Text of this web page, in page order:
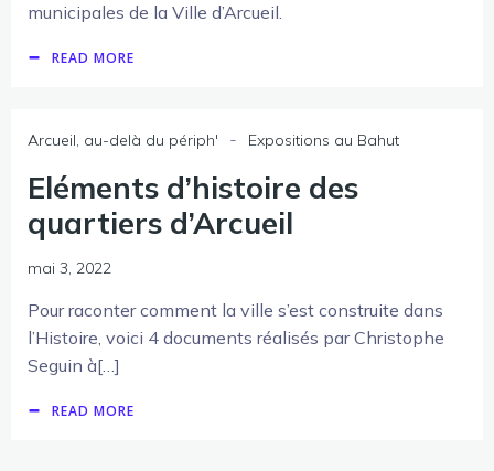
municipales de la Ville d’Arcueil.
READ MORE
Arcueil, au-delà du périph' - Expositions au Bahut
Eléments d’histoire des
quartiers d’Arcueil
mai 3, 2022
Pour raconter comment la ville s’est construite dans
l’Histoire, voici 4 documents réalisés par Christophe
Seguin à[…]
READ MORE